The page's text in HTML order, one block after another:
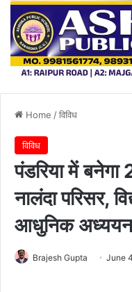
Home /विविध
विविध
पंडरिया में
नालंदा परिसर,
आधुनिक अध्ययन
Brajesh Gupta June